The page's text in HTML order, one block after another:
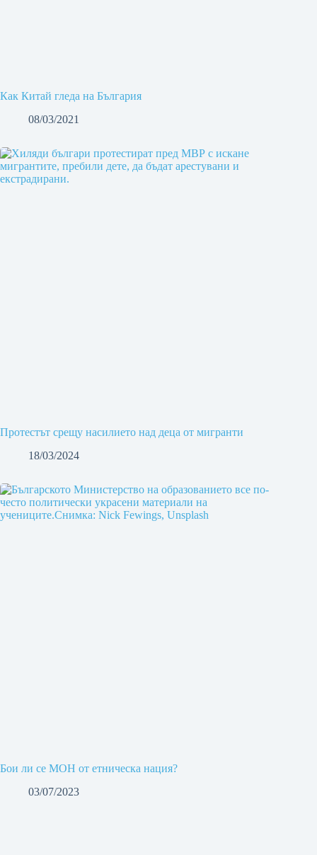
Как Китай гледа на България
08/03/2021
Протестът срещу насилието над деца от мигранти
18/03/2024
Бои ли се МОН от етническа нация?
03/07/2023